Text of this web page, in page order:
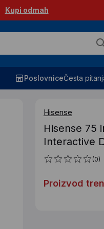
Kupi odmah
PoslovniceČesta
Hisense
Hisense 75
Interactive
(0)
Proizvod